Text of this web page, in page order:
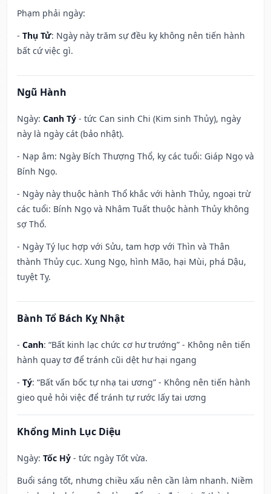
Phạm phải ngày:
- Thụ Tử: Ngày này trăm sự đều kỵ không nên tiến hành
bất cứ việc gì.
Ngũ Hành
Ngày: Canh Tý - tức Can sinh Chi (Kim sinh Thủy), ngày
này là ngày cát (bảo nhật).
- Nạp âm: Ngày Bích Thượng Thổ, kỵ các tuổi: Giáp Ngọ và
Bính Ngọ.
- Ngày này thuộc hành Thổ khắc với hành Thủy, ngoại trừ
các tuổi: Bính Ngọ và Nhâm Tuất thuộc hành Thủy không
sợ Thổ.
- Ngày Tý lục hợp với Sửu, tam hợp với Thìn và Thân
thành Thủy cục. Xung Ngọ, hình Mão, hại Mùi, phá Dậu,
tuyệt Tỵ.
Bành Tổ Bách Kỵ Nhật
- Canh: “Bất kinh lạc chức cơ hư trướng” - Không nên tiến
hành quay tơ để tránh cũi dệt hư hại ngang
- Tý: “Bất vấn bốc tự nhạ tai ương” - Không nên tiến hành
gieo quẻ hỏi việc để tránh tự rước lấy tai ương
Khổng Minh Lục Diệu
Ngày: Tốc Hỷ - tức ngày Tốt vừa.
Buổi sáng tốt, nhưng chiều xấu nên cần làm nhanh. Niềm